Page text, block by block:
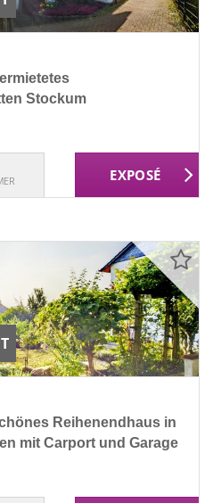
Stockum
Reihenendhaus in
mit Carport und Garage